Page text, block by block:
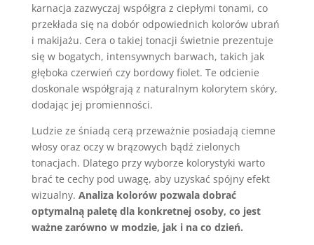
karnacja zazwyczaj współgra z ciepłymi tonami, co
przekłada się na dobór odpowiednich kolorów ubrań
i makijażu. Cera o takiej tonacji świetnie prezentuje
się w bogatych, intensywnych barwach, takich jak
głęboka czerwień czy bordowy fiolet. Te odcienie
doskonale współgrają z naturalnym kolorytem skóry,
dodając jej promienności.
Ludzie ze śniadą cerą przeważnie posiadają ciemne
włosy oraz oczy w brązowych bądź zielonych
tonacjach. Dlatego przy wyborze kolorystyki warto
brać te cechy pod uwagę, aby uzyskać spójny efekt
wizualny. Analiza kolorów pozwala dobrać
optymalną paletę dla konkretnej osoby, co jest
ważne zarówno w modzie, jak i na co dzień.